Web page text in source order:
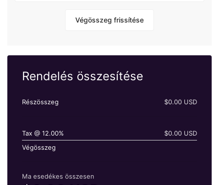
Végösszeg frissítése
Rendelés összesítése
Részösszeg $0.00 USD
Tax @ 12.00%
$0.00 USD
Végösszeg
Ma esedékes összesen